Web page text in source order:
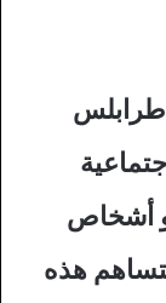
طرابلس
أشخاص
هذه